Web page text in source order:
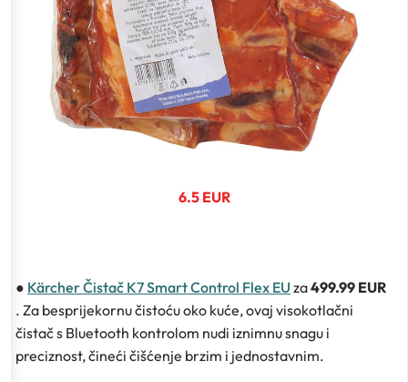
6.5 EUR
● Kärcher Čistač K7 Smart Control Flex EU za499.99 EUR
. Za besprijekornu čistoću oko kuće, ovaj visokotlačni
čistač s Bluetooth kontrolom nudi iznimnu snagu i
preciznost, čineći čišćenje brzim i jednostavnim.